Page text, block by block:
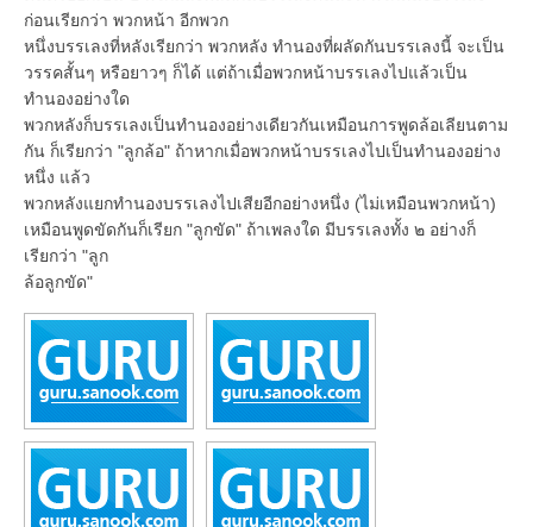
ก่อนเรียกว่า พวกหน้า อีกพวก
หนึ่งบรรเลงที่หลังเรียกว่า พวกหลัง ทำนองที่ผลัดกันบรรเลงนี้ จะเป็น
วรรคสั้นๆ หรือยาวๆ ก็ได้ แต่ถ้าเมื่อพวกหน้าบรรเลงไปแล้วเป็น
ทำนองอย่างใด
พวกหลังก็บรรเลงเป็นทำนองอย่างเดียวกันเหมือนการพูดล้อเลียนตาม
กัน ก็เรียกว่า "ลูกล้อ" ถ้าหากเมื่อพวกหน้าบรรเลงไปเป็นทำนองอย่าง
หนึ่ง แล้ว
พวกหลังแยกทำนองบรรเลงไปเสียอีกอย่างหนึ่ง (ไม่เหมือนพวกหน้า)
เหมือนพูดขัดกันก็เรียก "ลูกขัด" ถ้าเพลงใด มีบรรเลงทั้ง ๒ อย่างก็
เรียกว่า "ลูก
ล้อลูกขัด"